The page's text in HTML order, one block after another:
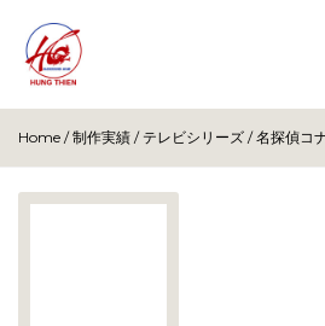
Home /制作実績 / テレビシリーズ /名探偵コ